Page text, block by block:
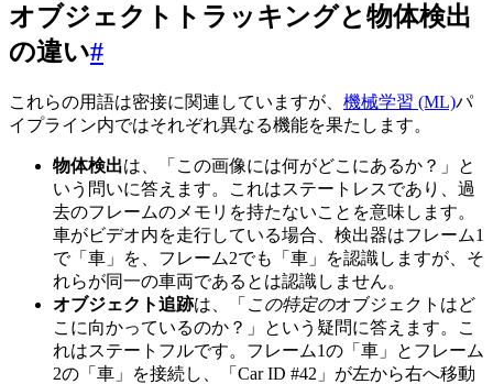
オブジェクトトラッキングと物体検出
の違い#
これらの用語は密接に関連していますが、 機械学習 (ML)パ
イプライン内ではそれぞれ異なる機能を果たします。
物体検出は、「この画像には何がどこにあるか？」と
いう問いに答えます。これはステートレスであり、過
去のフレームのメモリを持たないことを意味します。
車がビデオ内を走行している場合、検出器はフレーム1
で「車」を、フレーム2でも「車」を認識しますが、そ
れらが同一の車両であるとは認識しません。
オブジェクト追跡は、「 この特定のオブジェクトはど
こに向かっているのか？」という疑問に答えます。こ
れはステートフルです。フレーム1の「車」とフレーム
2の「車」を接続し、「Car ID #42」が左から右へ移動